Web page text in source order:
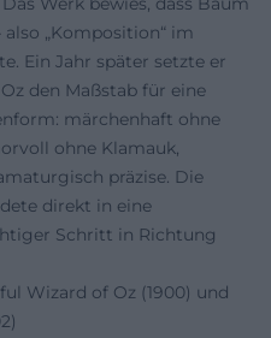
„Komposition“ im
Ein Jahr später setzte er
den Maßstab für eine
märchenhaft ohne
ohne Klamauk,
präzise. Die
direkt in eine
Schritt in Richtung
Wizard of Oz (1900) und